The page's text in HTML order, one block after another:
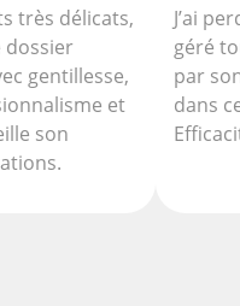
très délicats,
dossier
gentillesse,
et
son
J’ai
géré
par
dans